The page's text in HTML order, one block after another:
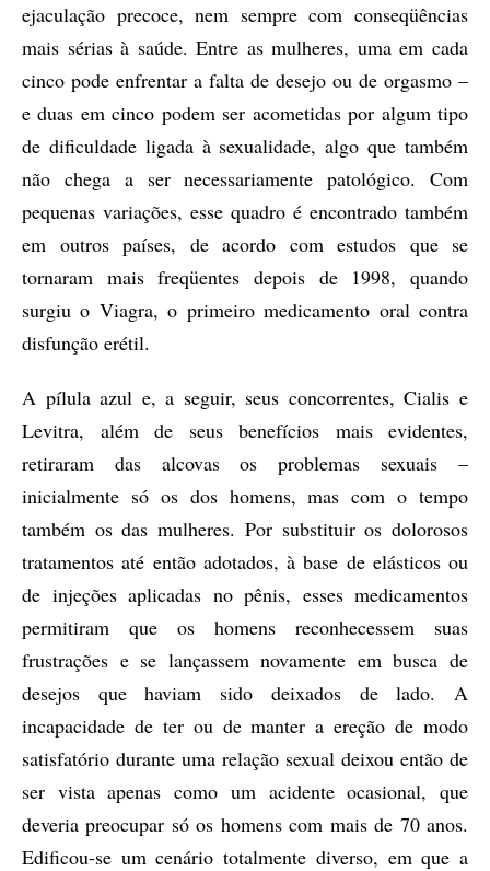
ejaculação precoce, nem sempre com conseqüências
mais sérias à saúde. Entre as mulheres, uma em cada
cinco pode enfrentar a falta de desejo ou de orgasmo –
e duas em cinco podem ser acometidas por algum tipo
de dificuldade ligada à sexualidade, algo que também
não chega a ser necessariamente patológico. Com
pequenas variações, esse quadro é encontrado também
em outros países, de acordo com estudos que se
tornaram mais freqüentes depois de 1998, quando
surgiu o Viagra, o primeiro medicamento oral contra
disfunção erétil.
A pílula azul e, a seguir, seus concorrentes, Cialis e
Levitra, além de seus benefícios mais evidentes,
retiraram das alcovas os problemas sexuais –
inicialmente só os dos homens, mas com o tempo
também os das mulheres. Por substituir os dolorosos
tratamentos até então adotados, à base de elásticos ou
de injeções aplicadas no pênis, esses medicamentos
permitiram que os homens reconhecessem suas
frustrações e se lançassem novamente em busca de
desejos que haviam sido deixados de lado. A
incapacidade de ter ou de manter a ereção de modo
satisfatório durante uma relação sexual deixou então de
ser vista apenas como um acidente ocasional, que
deveria preocupar só os homens com mais de 70 anos.
Edificou-se um cenário totalmente diverso, em que a